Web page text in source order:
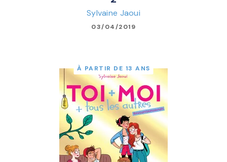
Sylvaine Jaoui
03/04/2019
À PARTIR DE 13 ANS